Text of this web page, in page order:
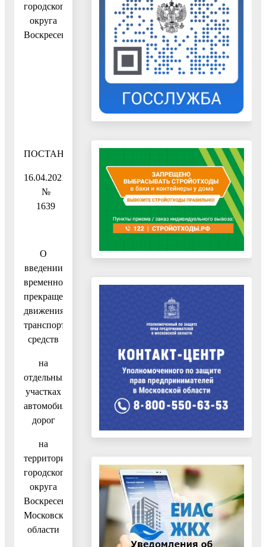
городского
округа
Воскресенск
ПОСТАНОВЛЕНИЕ
16.04.2021
№
1639
О
введении
временного
прекращения
движения
транспортных
средств
на
отдельных
участках
автомобильных
дорог
на
территории
городского
округа
Воскресенск
Московской
области